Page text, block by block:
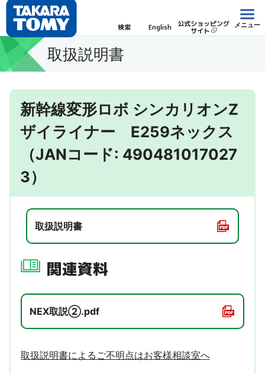
検索 English 公式ショッピング
サイト
メニュー
取扱説明書
新幹線変形ロボ シンカリオンZ
ザイライナー E259ネックス
（JANコード: 490481017027
3）
取扱説明書
関連資料
NEX取説②.pdf
取扱説明書によるご不明点はお客様相談室へ